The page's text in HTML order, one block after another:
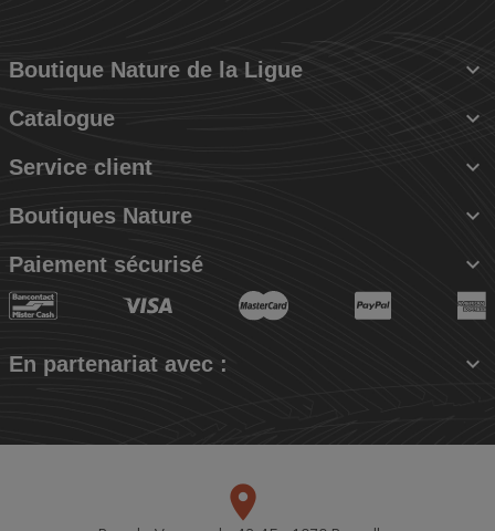
Boutique Nature de la Ligue 
Catalogue 
Service client 
Boutiques Nature 
Paiement sécurisé 
En partenariat avec : 
place